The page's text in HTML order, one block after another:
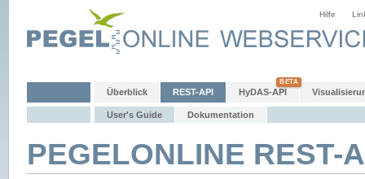
Hilfe
Überblick REST-API HyDAS-API
User's Guide Dokumentation
PEGELONLINE REST-